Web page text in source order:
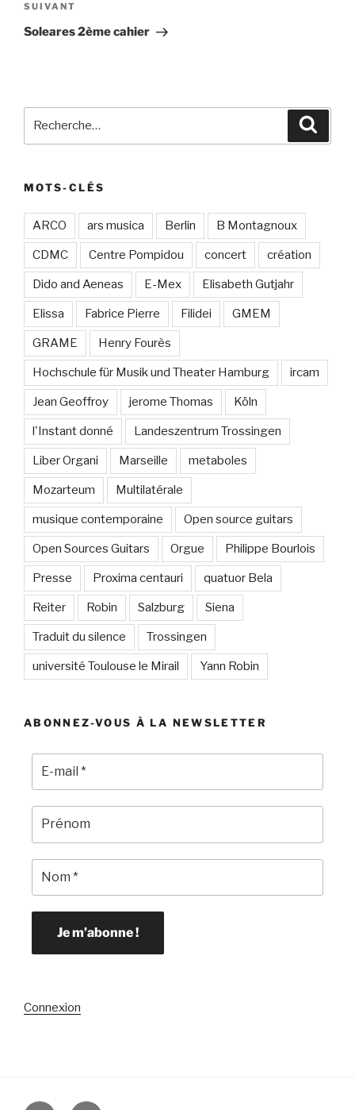
Article
suivant
SUIVANT
Soleares 2ème cahier
MOTS-CLÉS
ARCO ars musica Berlin B Montagnoux
CDMC Centre Pompidou concert création
Dido and Aeneas E-Mex Elisabeth Gutjahr
Elissa Fabrice Pierre Filidei GMEM
GRAME Henry Fourès
Hochschule für Musik und Theater Hamburg ircam
Jean Geoffroy jerome Thomas Köln
l'Instant donné Landeszentrum Trossingen
Liber Organi Marseille metaboles
Mozarteum Multilatérale
musique contemporaine Open source guitars
Open Sources Guitars Orgue Philippe Bourlois
Presse Proxima centauri quatuor Bela
Reiter Robin Salzburg Siena
Traduit du silence Trossingen
université Toulouse le Mirail Yann Robin
ABONNEZ-VOUS À LA NEWSLETTER
Connexion